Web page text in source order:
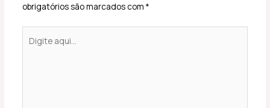
obrigatórios são marcados com *
aqui...